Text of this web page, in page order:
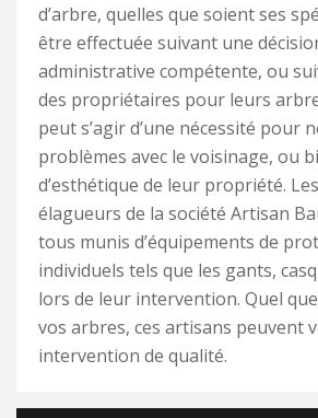
d’arbre, quelles que soient ses
être effectuée suivant une
administrative compétente, ou
des propriétaires pour leurs
peut s’agir d’une nécessité pour
problèmes avec le voisinage, ou
d’esthétique de leur propriété.
élagueurs de la société Artisan
tous munis d’équipements de
individuels tels que les gants,
lors de leur intervention. Quel
vos arbres, ces artisans peuvent
intervention de qualité.